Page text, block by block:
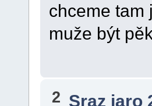
chceme tam
muže být
2 Sraz jaro